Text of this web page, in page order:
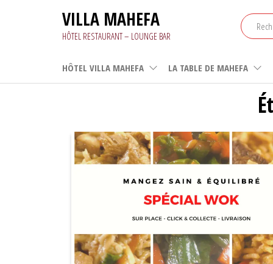
VILLA MAHEFA
HÔTEL RESTAURANT – LOUNGE BAR
HÔTEL VILLA MAHEFA LA TABLE DE MAHEFA